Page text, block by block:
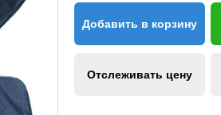
Добавить в корзину
Отслеживать цену